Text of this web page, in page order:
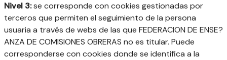
Nivel 3:se corresponde con cookies gestionadas por
terceros que permiten el seguimiento de la persona
usuaria a través de webs de las que FEDERACION DE ENSE?
ANZA DE COMISIONES OBRERAS no es titular. Puede
corresponderse con cookies donde se identifica a la